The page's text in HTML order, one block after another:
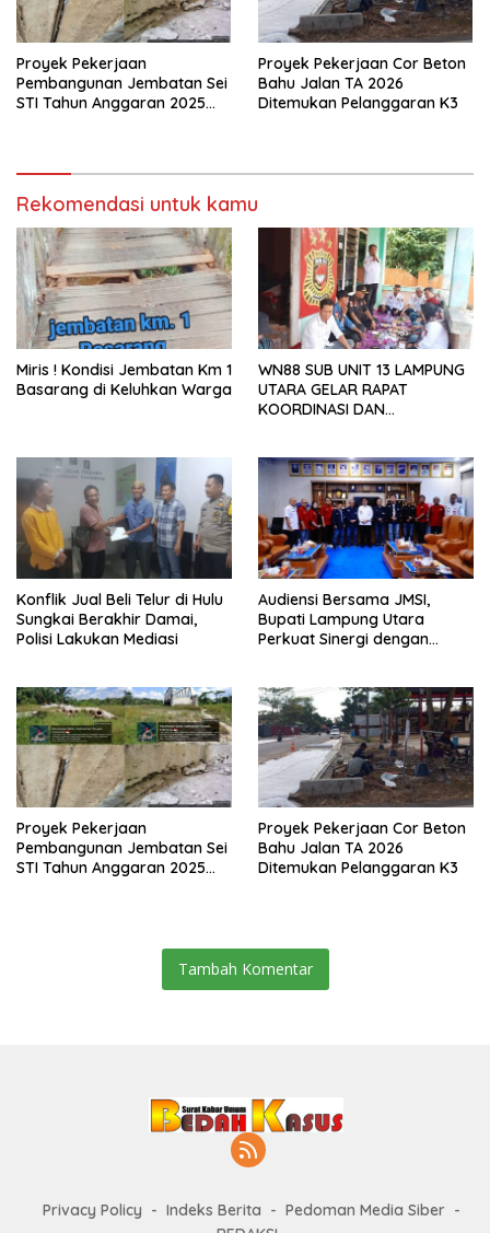
Proyek Pekerjaan
Pembangunan Jembatan Sei
STI Tahun Anggaran 2025
Proyek Pekerjaan Cor Beton
Bahu Jalan TA 2026
Ditemukan Pelanggaran K3
Rekomendasi untuk kamu
Miris ! Kondisi Jembatan Km 1
Basarang di Keluhkan Warga
WN88 SUB UNIT 13 LAMPUNG
UTARA GELAR RAPAT
KOORDINASI DAN
Konflik Jual Beli Telur di Hulu
Sungkai Berakhir Damai,
Polisi Lakukan Mediasi
Audiensi Bersama JMSI,
Bupati Lampung Utara
Perkuat Sinergi dengan
Proyek Pekerjaan
Pembangunan Jembatan Sei
STI Tahun Anggaran 2025
Proyek Pekerjaan Cor Beton
Bahu Jalan TA 2026
Ditemukan Pelanggaran K3
Tambah Komentar
Privacy Policy Indeks Berita
Pedoman Media Siber